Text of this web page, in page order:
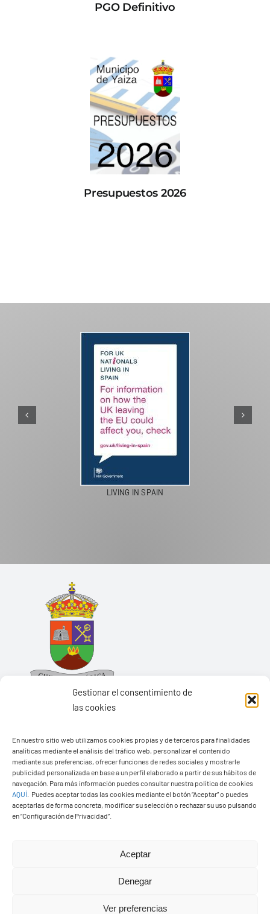
Gestionar el consentimiento de
las cookies
En nuestro sitio web utilizamos cookies propias y de terceros para finalidades
analíticas mediante el análisis del tráfico web, personalizar el contenido
mediante sus preferencias, ofrecer funciones de redes sociales y mostrarle
publicidad personalizada en base a un perfil elaborado a partir de sus hábitos de
navegación. Para más información puedes consultar nuestra política de cookies
AQUÍ
Puedes aceptar todas las cookies mediante el botón “Aceptar” o puedes
aceptarlas de forma concreta, modificar su selección o rechazar su uso pulsando
en “Configuración de Privacidad”.
Aceptar
Denegar
Ver preferencias
PGO Definitivo
Presupuestos 2026
LIVING IN SPAIN
Ayuntamiento de Yaiza
Pza. de Los Remedios, 1
35570 – Yaiza
Tel:928 83 62 20
© Copyright2026 Ayuntamiento de Yaiza - Todos los